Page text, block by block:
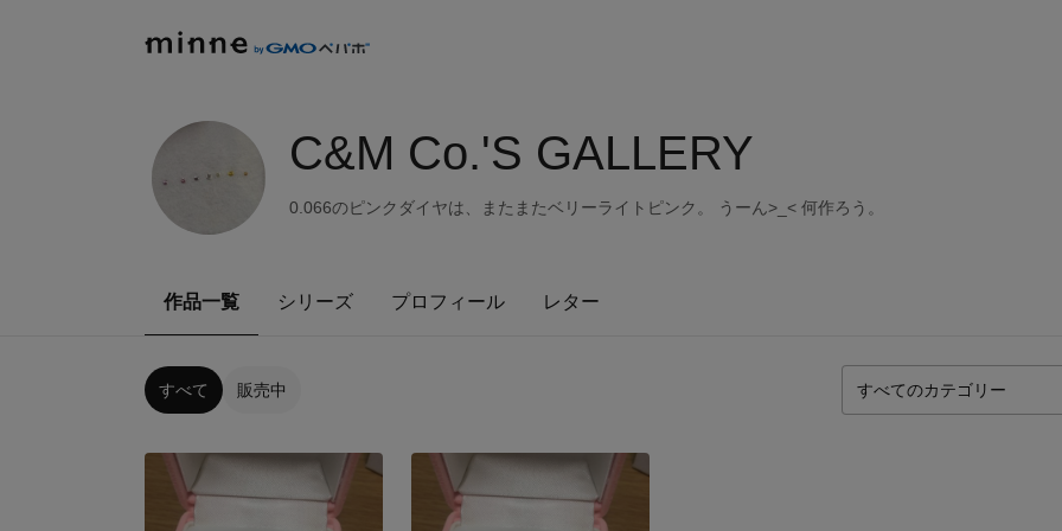
C&M Co.'S GALLERY
0.066のピンクダイヤは、またまたベリーライトピンク。 うーん>_< 何作ろう。
作品一覧 シリーズ プロフィール レター
すべて 販売中